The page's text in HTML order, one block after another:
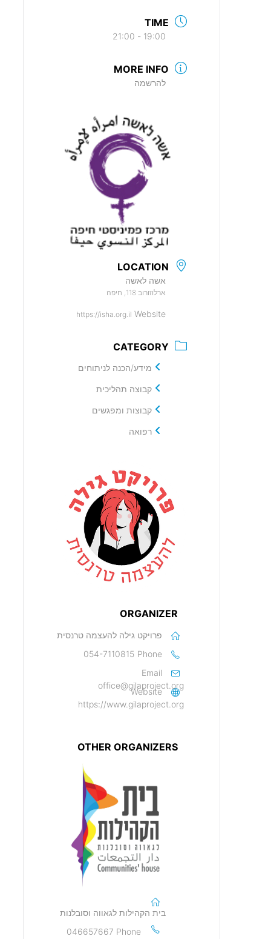
TIME
19:00 - 21:00
MORE INFO
להרשמה
LOCATION
אשה לאשה
ארלוזורוב 118, חיפה
Website
https://isha.org.il
CATEGORY
מידע/הכנה לניתוחים
קבוצה תהליכית
קבוצות ומפגשים
רפואה
ORGANIZER
פרויקט גילה להעצמה טרנסית
Phone
054-7110815
Email
office@gilaproject.org
Website
https://www.gilaproject.org
OTHER ORGANIZERS
בית הקהילות לגאווה וסובלנות
Phone
046657667